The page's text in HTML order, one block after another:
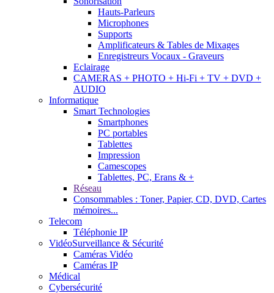
Hauts-Parleurs
Microphones
Supports
Amplificateurs & Tables de Mixages
Enregistreurs Vocaux - Graveurs
Eclairage
CAMERAS + PHOTO + Hi-Fi + TV + DVD +
AUDIO
Informatique
Smart Technologies
Smartphones
PC portables
Tablettes
Impression
Camescopes
Tablettes, PC, Erans & +
Réseau
Consommables : Toner, Papier, CD, DVD, Cartes
mémoires...
Telecom
Téléphonie IP
VidéoSurveillance & Sécurité
Caméras Vidéo
Caméras IP
Médical
Cybersécurité